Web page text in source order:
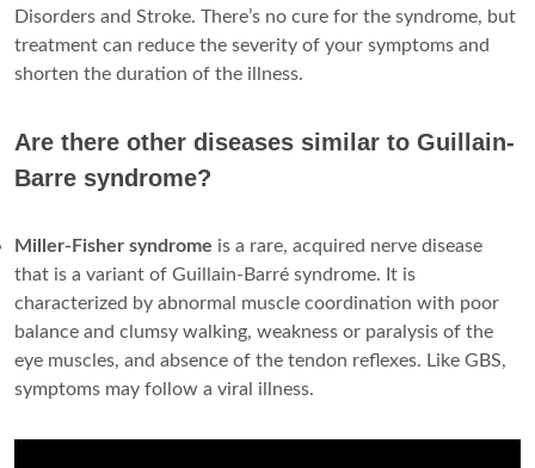
Disorders and Stroke. There’s no cure for the syndrome, but
treatment can reduce the severity of your symptoms and
shorten the duration of the illness.
Are there other diseases similar to Guillain-
Barre syndrome?
Miller-Fisher syndrome is a rare, acquired nerve disease
that is a variant of Guillain-Barré syndrome. It is
characterized by abnormal muscle coordination with poor
balance and clumsy walking, weakness or paralysis of the
eye muscles, and absence of the tendon reflexes. Like GBS,
symptoms may follow a viral illness.